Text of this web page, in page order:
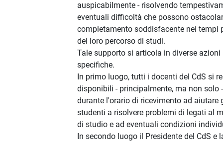
auspicabilmente - risolvendo
eventuali difficoltà che possono
completamento soddisfacente nei tempi
del loro percorso di studi.
Tale supporto si articola in diverse azioni
specifiche.
In primo luogo, tutti i docenti del CdS si
disponibili - principalmente, ma non solo -
durante l'orario di ricevimento ad aiutare
studenti a risolvere problemi di legati al
di studio e ad eventuali condizioni
In secondo luogo il Presidente del CdS e